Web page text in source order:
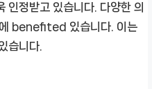
인정받고 있습니다. 다양한 의
에 benefited 있습니다. 이는
습니다.